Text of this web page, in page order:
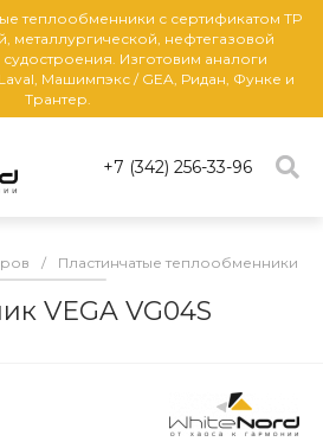
теплообменники с сертификатом ТР
металлургической, нефтегазовой
Изготовим аналоги
Машимпэкс / GEA, Ридан, Функе и
Трантер.
+7 (342) 256-33-96
/ Пластинчатые теплообменники
VEGA VG04S